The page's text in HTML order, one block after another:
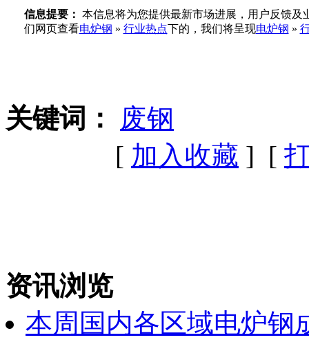
信息提要： 本信息将为您提供最新市场进展，用户反馈
们网页查看电炉钢 » 行业热点下的，我们将呈现电炉钢 »
关键词：
废钢
[ 加入收藏 ] [
资讯浏览
本周国内各区域电炉钢